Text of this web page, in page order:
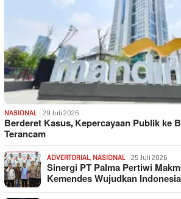
NASIONAL 29 Juli 2026
Berderet Kasus, Kepercayaan Publik ke
Terancam
ADVERTORIAL, NASIONAL 25 Juli 2026
Sinergi PT Palma Pertiwi
Kemendes Wujudkan